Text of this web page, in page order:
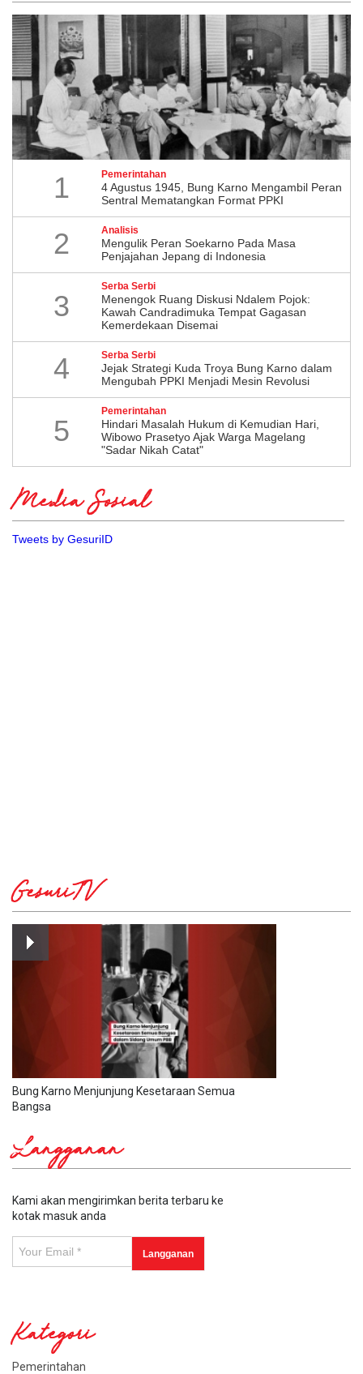
1 Pemerintahan
4 Agustus 1945, Bung Karno Mengambil Peran
Sentral Mematangkan Format PPKI
2 Analisis
Mengulik Peran Soekarno Pada Masa
Penjajahan Jepang di Indonesia
3
Serba Serbi
Menengok Ruang Diskusi Ndalem Pojok:
Kawah Candradimuka Tempat Gagasan
Kemerdekaan Disemai
4 Serba Serbi
Jejak Strategi Kuda Troya Bung Karno dalam
Mengubah PPKI Menjadi Mesin Revolusi
5
Pemerintahan
Hindari Masalah Hukum di Kemudian Hari,
Wibowo Prasetyo Ajak Warga Magelang
"Sadar Nikah Catat"
Media Sosial
Tweets by GesuriID
GesuriTV
Bung Karno Menjunjung Kesetaraan Semua
Bangsa
Langganan
Kami akan mengirimkan berita terbaru ke
kotak masuk anda
Kategori
Pemerintahan